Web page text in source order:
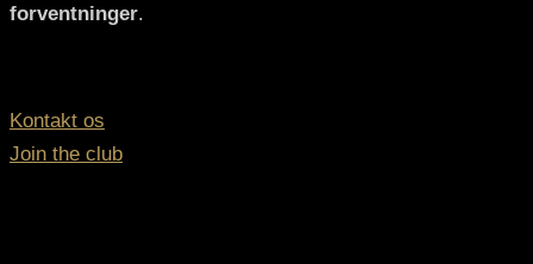
forventninger.
Kontakt os
Join the club